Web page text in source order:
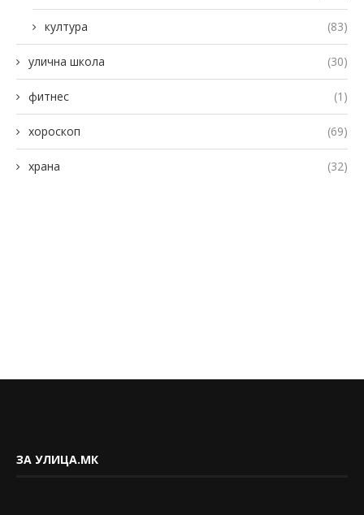
култура (83)
улична школа (30)
фитнес (1)
хороскоп (69)
храна (32)
ЗА УЛИЦА.МК